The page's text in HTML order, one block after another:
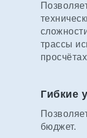
трассы
Гибкие
бюджет.